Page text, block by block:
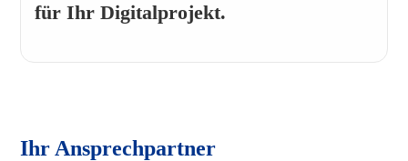
für Ihr Digitalprojekt.
Ihr Ansprechpartner